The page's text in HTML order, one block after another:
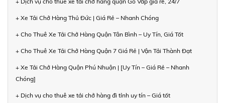
+ Xe Tải Chở Hàng Thủ Đức | Giá Rẻ – Nhanh Chóng
+ Cho Thuê Xe Tải Chở Hàng Quận Tân Bình – Uy Tín, Giá Tốt
+ Cho Thuê Xe Tải Chở Hàng Quận 7 Giá Rẻ | Vận Tải Thành Đạt
+ Xe Tải Chở Hàng Quận Phú Nhuận | [Uy Tín – Giá Rẻ – Nhanh
Chóng]
+ Dịch vụ cho thuê xe tải chở hàng đi tỉnh uy tín – Giá tốt